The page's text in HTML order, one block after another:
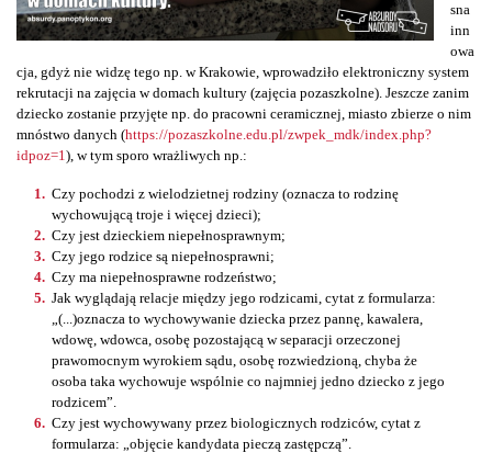
sna
inn
owa
cja, gdyż nie widzę tego np. w Krakowie, wprowadziło elektroniczny system
rekrutacji na zajęcia w domach kultury (zajęcia pozaszkolne). Jeszcze zanim
dziecko zostanie przyjęte np. do pracowni ceramicznej, miasto zbierze o nim
mnóstwo danych (https://pozaszkolne.edu.pl/zwpek_mdk/index.php?
idpoz=1), w tym sporo wrażliwych np.:
Czy pochodzi z wielodzietnej rodziny (oznacza to rodzinę
wychowującą troje i więcej dzieci);
Czy jest dzieckiem niepełnosprawnym;
Czy jego rodzice są niepełnosprawni;
Czy ma niepełnosprawne rodzeństwo;
Jak wyglądają relacje między jego rodzicami, cytat z formularza:
„(...)oznacza to wychowywanie dziecka przez pannę, kawalera,
wdowę, wdowca, osobę pozostającą w separacji orzeczonej
prawomocnym wyrokiem sądu, osobę rozwiedzioną, chyba że
osoba taka wychowuje wspólnie co najmniej jedno dziecko z jego
rodzicem”.
Czy jest wychowywany przez biologicznych rodziców, cytat z
formularza: „objęcie kandydata pieczą zastępczą”.